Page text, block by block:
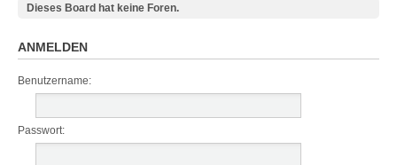
Dieses Board hat keine Foren.
ANMELDEN
Benutzername:
Passwort: